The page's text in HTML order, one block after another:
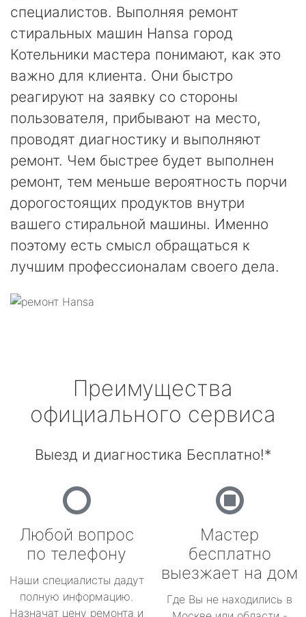
специалистов. Выполняя ремонт
стиральных машин Hansa город
Котельники мастера понимают, как это
важно для клиента. Они быстро
реагируют на заявку со стороны
пользователя, прибывают на место,
проводят диагностику и выполняют
ремонт. Чем быстрее будет выполнен
ремонт, тем меньше вероятность порчи
дорогостоящих продуктов внутри
вашего стиральной машины. Именно
поэтому есть смысл обращаться к
лучшим профессионалам своего дела.
Преимущества
официального сервиса
Выезд и диагностика Бесплатно!*
Любой вопрос
по телефону
Наши специалисты дадут
полную информацию.
Назначат цену ремонта и
Мастер
бесплатно
выезжает на дом
Где Вы не находились в